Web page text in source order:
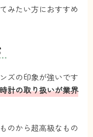
とはありません
を付けていなか
らないの
みたい方におすすめ
ズの印象が強いです
計の取り扱いが業界
のから超高級なもの